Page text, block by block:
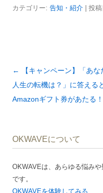
カテゴリー: 告知・紹介 | 投
投
稿
ナ
ー
ョ
ン
←
【キャンペーン】「あな
人生の転機は？」に答える
Amazonギフト券があたる！
OKWAVEについて
OKWAVEは、あらゆる悩み
です。
OKWAVEを体験してみる